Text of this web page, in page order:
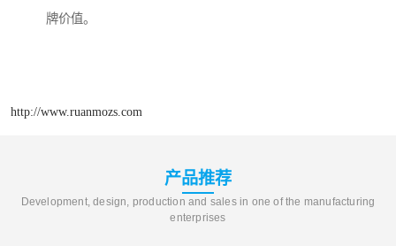
牌价值。
http://www.ruanmozs.com
产品推荐
Development, design, production and sales in one of the manufacturing
enterprises